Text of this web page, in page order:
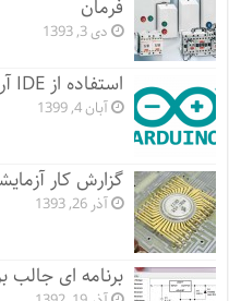
فرمان
دی 3, 1393
استفاده از IDE آردوینو
آبان 4, 1399
گزارش کار
آذر 26, 1393
برنامه ای جالب